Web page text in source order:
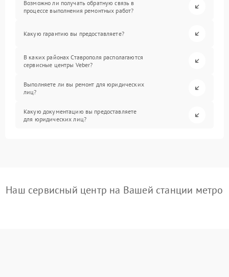
Возможно ли получать обратную связь в
процессе выполнения ремонтных работ?
Какую гарантию вы предоставляете?
В каких районах Ставрополя располагаются
сервисные центры Veber?
Выполняете ли вы ремонт для юридических
лиц?
Какую документацию вы предоставляете
для юридических лиц?
Наш сервисный центр на Вашей станции метро